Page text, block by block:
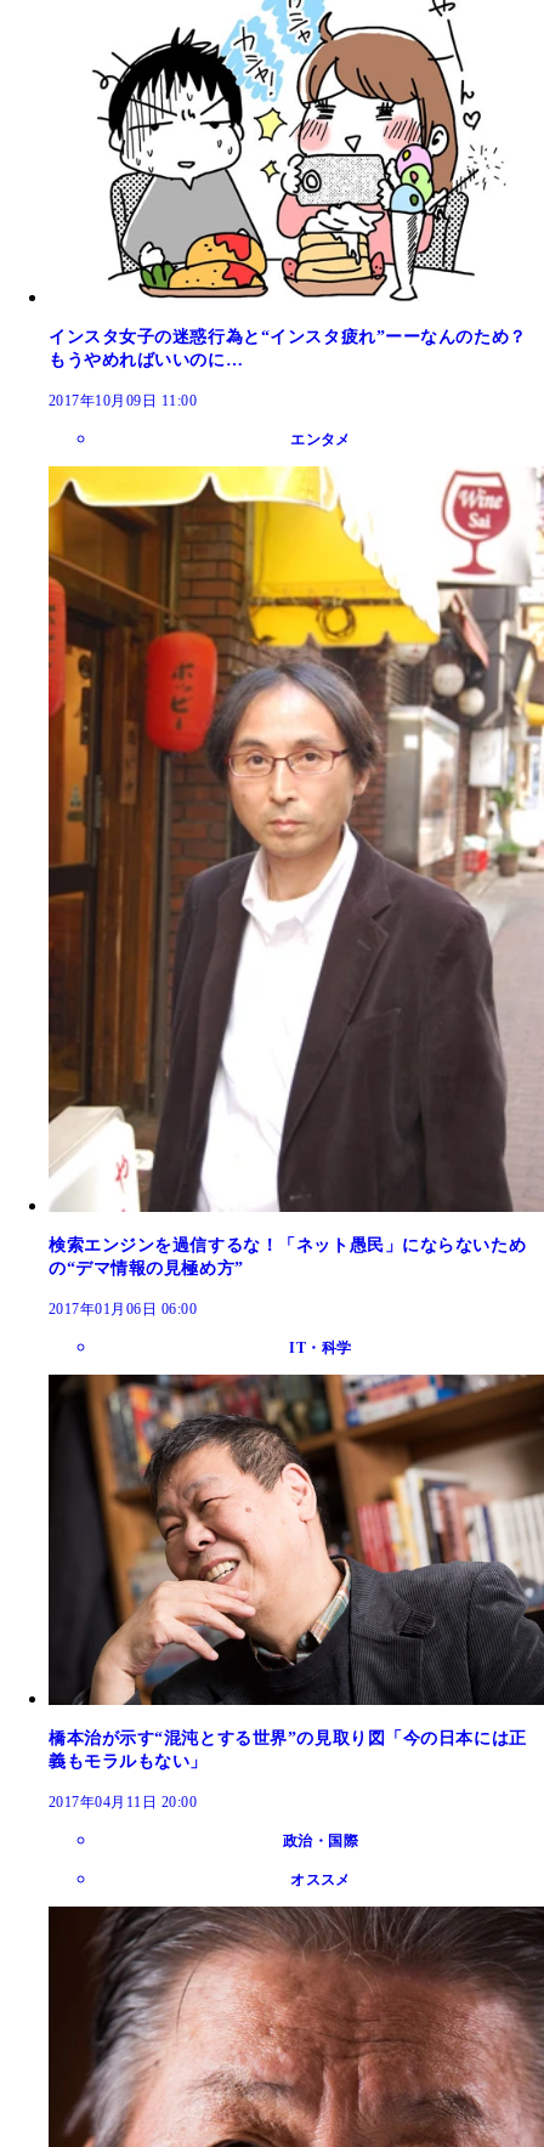
インスタ女子の迷惑行為と“インスタ疲れ”ーーなんのため？
もうやめればいいのに…
2017年10月09日 11:00
エンタメ
検索エンジンを過信するな！「ネット愚民」にならないため
の“デマ情報の見極め方”
2017年01月06日 06:00
IT・科学
橋本治が示す“混沌とする世界”の見取り図「今の日本には正
義もモラルもない」
2017年04月11日 20:00
政治・国際
オススメ